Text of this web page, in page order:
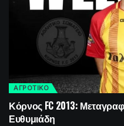
ΑΓΡΟΤΙΚΟ
Κόρνος FC 2013:
Ευθυμιάδη